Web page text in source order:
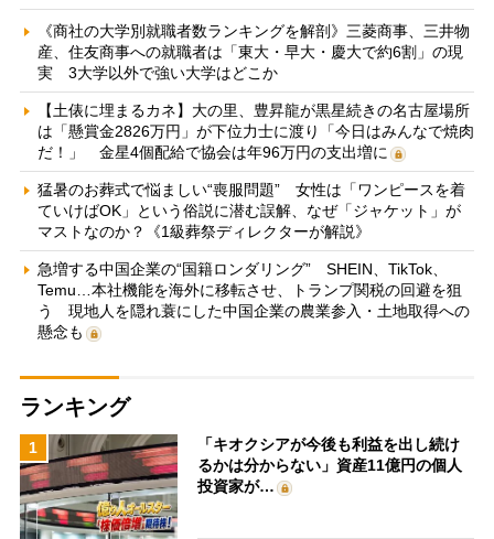
《商社の大学別就職者数ランキングを解剖》三菱商事、三井物
産、住友商事への就職者は「東大・早大・慶大で約6割」の現
実 3大学以外で強い大学はどこか
【土俵に埋まるカネ】大の里、豊昇龍が黒星続きの名古屋場所
は「懸賞金2826万円」が下位力士に渡り「今日はみんなで焼肉
だ！」 金星4個配給で協会は年96万円の支出増に
猛暑のお葬式で悩ましい“喪服問題” 女性は「ワンピースを着
ていけばOK」という俗説に潜む誤解、なぜ「ジャケット」が
マストなのか？《1級葬祭ディレクターが解説》
急増する中国企業の“国籍ロンダリング” SHEIN、TikTok、
Temu…本社機能を海外に移転させ、トランプ関税の回避を狙
う 現地人を隠れ蓑にした中国企業の農業参入・土地取得への
懸念も
ランキング
1
「キオクシアが今後も利益を出し続け
るかは分からない」資産11億円の個人
投資家が…